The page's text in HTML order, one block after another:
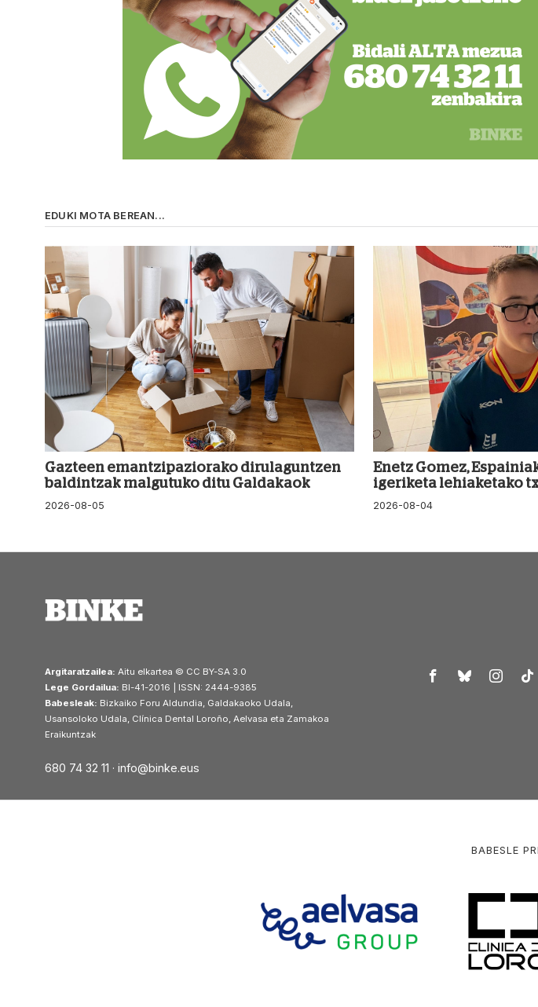
EDUKI MOTA BEREAN...
Gazteen emantzipaziorako dirulaguntzen
baldintzak malgutuko ditu Galdakaok
2026-08-05
Enetz Gomez,
igeriketa lehiaketako
2026-08-04
Argitaratzailea: Aitu elkartea © CC BY-SA 3.0
Lege Gordailua: BI-41-2016 | ISSN: 2444-9385
Babesleak: Bizkaiko Foru Aldundia, Galdakaoko Udala,
Usansoloko Udala, Clínica Dental Loroño, Aelvasa eta Zamakoa
Eraikuntzak
680 74 32 11 · info@binke.eus
BABESLE